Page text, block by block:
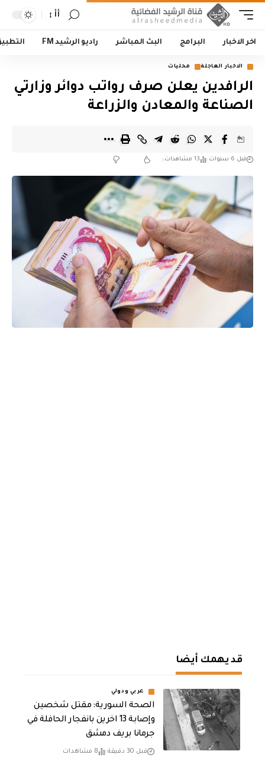
أأ
اخر الاخبار البرامج البث المباشر راديو الرشيد FM
الاخبار العاجلة محليات
الرافدين يعلن صرف رواتب دوائر وزارتي
الصناعة والمعادن والزراعة
قبل 6 سنوات 13 مشاهدات
قد يهمك أيضا
عربي ودولي
الصحة السورية: مقتل شخصين
وإصابة 13 اخرين بانفجار الحافلة في
جرمانا بريف دمشق
قبل 30 دقيقة 8 مشاهدات